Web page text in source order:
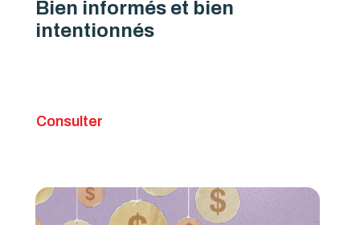
Bien informés et bien
intentionnés
Consulter